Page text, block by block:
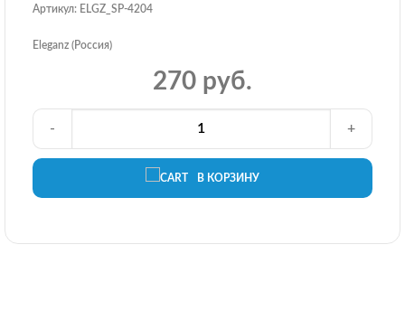
Артикул: ELGZ_SP-4204
Eleganz (Россия)
270 руб.
В КОРЗИНУ
- +